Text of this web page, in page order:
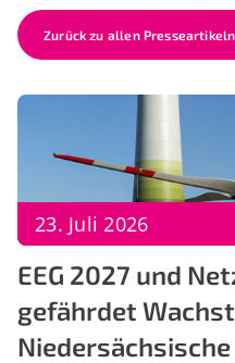
Zurück zu allen Presseartikeln
23. Juli 2026
EEG 2027 und
gefährdet